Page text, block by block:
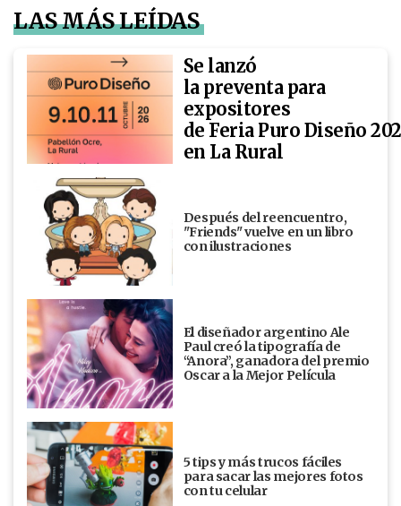
LAS MÁS LEÍDAS
Se lanzó
la preventa para
expositores
de Feria Puro Diseño
en La Rural
Después del reencuentro,
"Friends" vuelve en un libro
con ilustraciones
El diseñador argentino Ale
Paul creó la tipografía de
“Anora”, ganadora del premio
Oscar a la Mejor Película
5 tips y más trucos fáciles
para sacar las mejores fotos
con tu celular